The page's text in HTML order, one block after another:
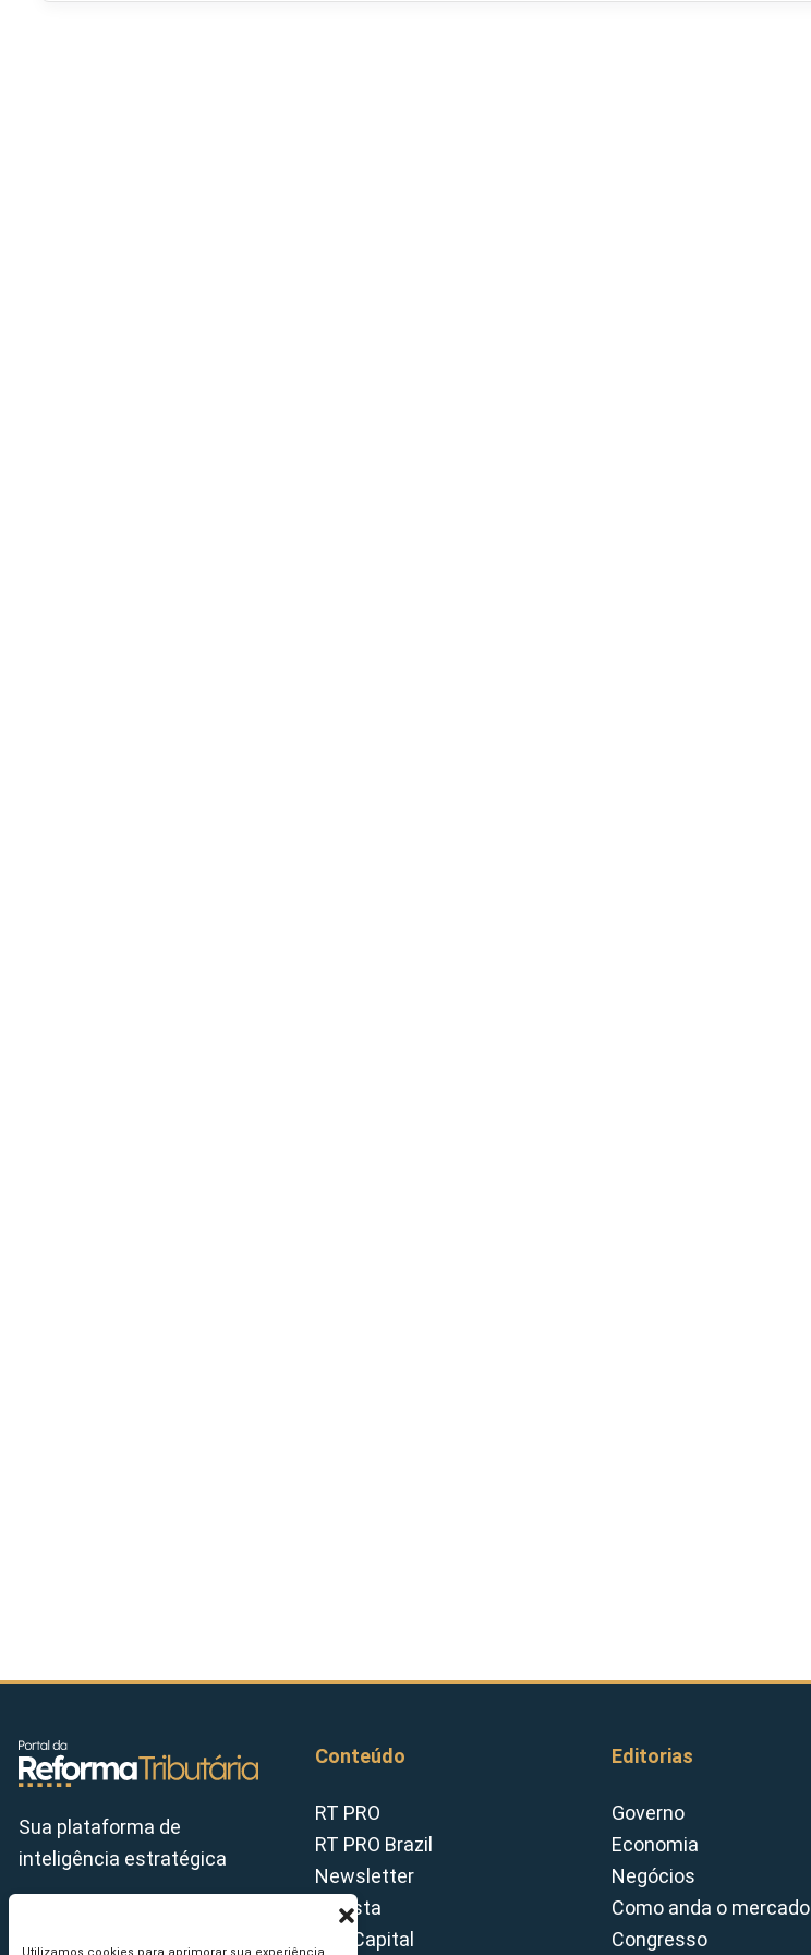
Sua plataforma de
inteligência estratégica
Conteúdo
RT PRO
RT PRO Brazil
Newsletter
Revista
Tax Capital
Editorias
Governo
Economia
Negócios
Como anda o mercado
Congresso